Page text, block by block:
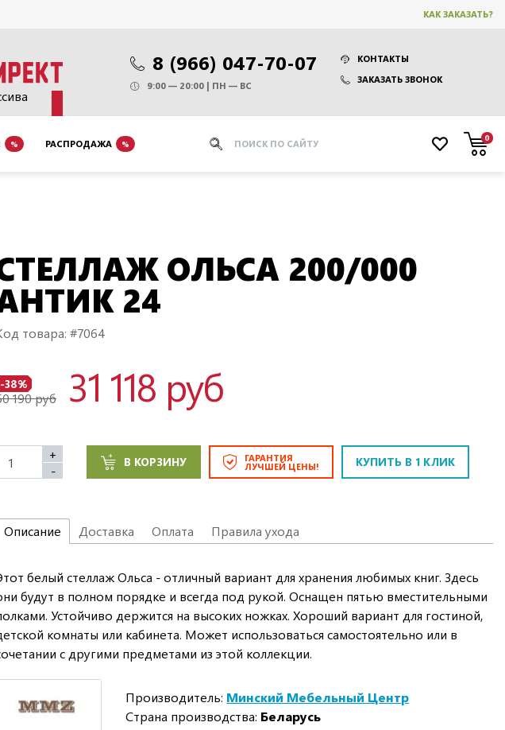
КАК ЗАКАЗАТЬ?
8 (966) 047-70-07
КОНТАКТЫ
ЗАКАЗАТЬ ЗВОНОК
9:00 — 20:00 | ПН — ВС
% РАСПРОДАЖА %
0
ОЛЬСА 200/000
24
товара: #7064
-38%
190 руб 31 118 руб
+
-
В КОРЗИНУ ГАРАНТИЯ
ЛУЧШЕЙ ЦЕНЫ! КУПИТЬ В 1 КЛИК
Описание Доставка Оплата Правила ухода
белый стеллаж Ольса - отличный вариант для хранения любимых книг. Здесь
будут в полном порядке и всегда под рукой. Оснащен пятью вместительными
Устойчиво держится на высоких ножках. Хороший вариант для гостиной,
комнаты или кабинета. Может использоваться самостоятельно или в
с другими предметами из этой коллекции.
Производитель: Минский Мебельный Центр
Страна производства: Беларусь